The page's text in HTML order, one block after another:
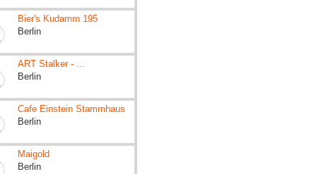
Bier's Kudamm 195
Berlin
ART Stalker - ...
Berlin
Cafe Einstein Stammhaus
Berlin
Maigold
Berlin